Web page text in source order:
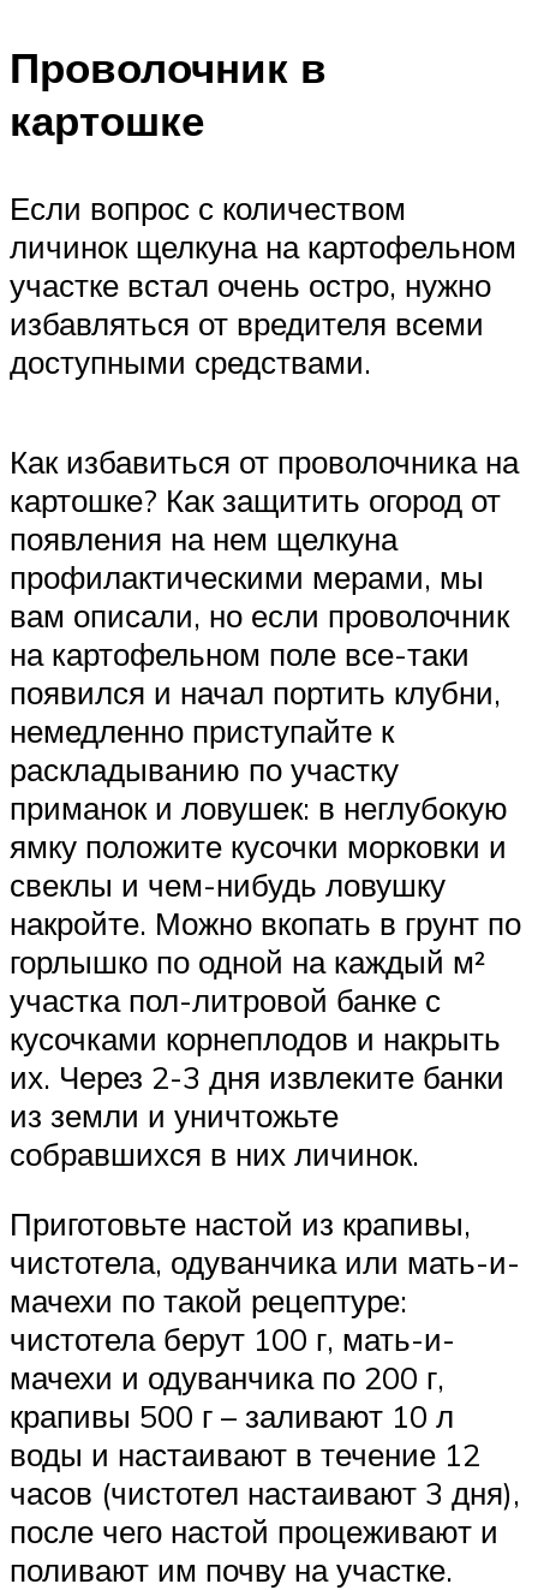
Проволочник в
картошке
Если вопрос с количеством
личинок щелкуна на картофельном
участке встал очень остро, нужно
избавляться от вредителя всеми
доступными средствами.
Как избавиться от проволочника на
картошке? Как защитить огород от
появления на нем щелкуна
профилактическими мерами, мы
вам описали, но если проволочник
на картофельном поле все-таки
появился и начал портить клубни,
немедленно приступайте к
раскладыванию по участку
приманок и ловушек: в неглубокую
ямку положите кусочки морковки и
свеклы и чем-нибудь ловушку
накройте. Можно вкопать в грунт по
горлышко по одной на каждый м²
участка пол-литровой банке с
кусочками корнеплодов и накрыть
их. Через 2-3 дня извлеките банки
из земли и уничтожьте
собравшихся в них личинок.
Приготовьте настой из крапивы,
чистотела, одуванчика или мать-и-
мачехи по такой рецептуре:
чистотела берут 100 г, мать-и-
мачехи и одуванчика по 200 г,
крапивы 500 г – заливают 10 л
воды и настаивают в течение 12
часов (чистотел настаивают 3 дня),
после чего настой процеживают и
поливают им почву на участке.